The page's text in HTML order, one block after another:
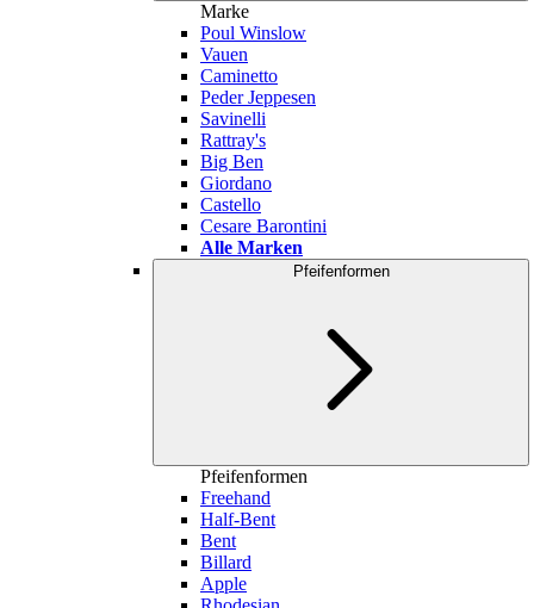
Marke
Poul Winslow
Vauen
Caminetto
Peder Jeppesen
Savinelli
Rattray's
Big Ben
Giordano
Castello
Cesare Barontini
Alle Marken
Pfeifenformen
Pfeifenformen
Freehand
Half-Bent
Bent
Billard
Apple